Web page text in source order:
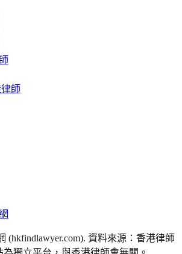
師
(hkfindlawyer.com). 資料來源：香港律師